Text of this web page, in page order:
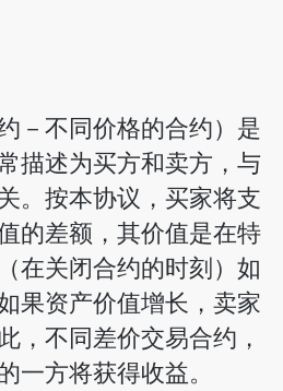
－不同价格的合约）是
描述为买方和卖方，与
。按本协议，买家将支
的差额，其价值是在特
在关闭合约的时刻）如
果资产价值增长，卖家
，不同差价交易合约，
一方将获得收益。